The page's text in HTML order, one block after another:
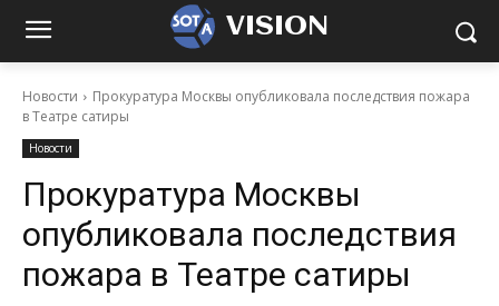
VISION
Новости
Прокуратура Москвы опубликовала последствия пожара
в Театре сатиры
Новости
Прокуратура Москвы
опубликовала последствия
пожара в Театре сатиры